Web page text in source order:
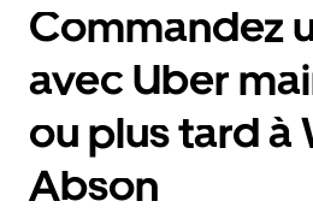
Commandez
avec Uber
ou plus tard à
Abson